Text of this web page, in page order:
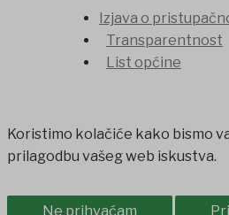
Izjava o
Transparentnost
List općine
Koristimo kolačiće kako bismo
prilagodbu vašeg web iskustva.
Ne prihvaćam